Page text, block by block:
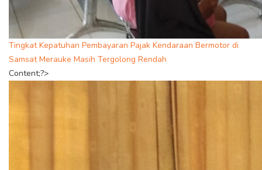
Tingkat Kepatuhan Pembayaran Pajak Kendaraan Bermotor di
Samsat Merauke Masih Tergolong Rendah
Content;?>